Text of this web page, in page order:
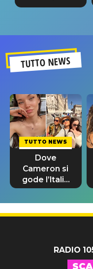
tappa
TUTTO NEWS
TUTTO NEWS
Dove
Cameron si
gode l’Italia
prima delle
nozze con
Damiano
RADIO